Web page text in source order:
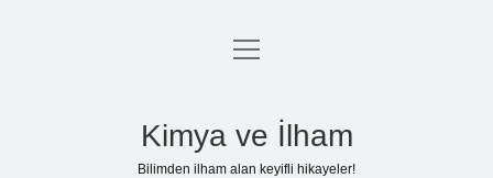
Anasayfa
menüyü
Kimya ve İlham
Bilimden ilham alan keyifli hikayeler!